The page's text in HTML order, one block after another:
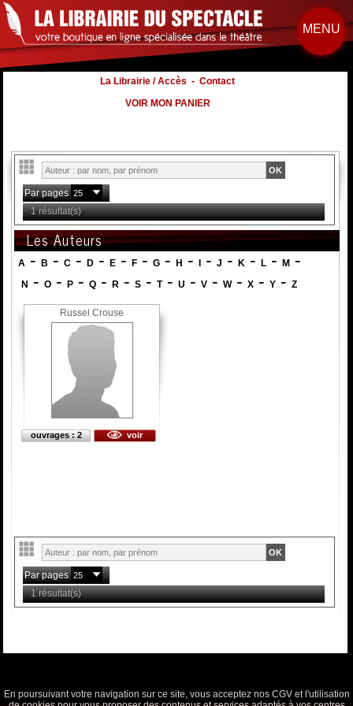
MENU
La Librairie / Accès -Contact
VOIR MON PANIER
Par pages
1 résultat(s)
Les Auteurs
A - B - C- D- E- F- G- H - - J - K - L- M-
N -O -P -Q -R -S -T-U -V -W-X -Y -Z
Russel Crouse
ouvrages : 2 voir
Par pages
1 résultat(s)
En poursuivant votre navigation sur ce site, vous acceptez nos CGV et l'utilisation